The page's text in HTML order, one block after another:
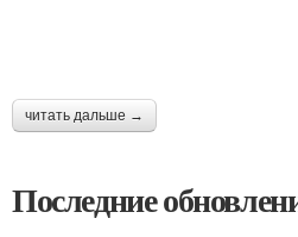
читать дальше →
Последние